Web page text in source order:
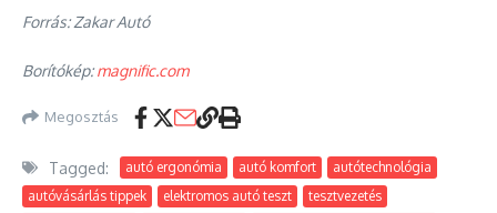
Forrás: Zakar Autó
Borítókép:magnific.com
Megosztás
Tagged: autó ergonómia autó komfort
autótechnológia
autóvásárlás tippek
elektromos autó teszt
tesztvezetés